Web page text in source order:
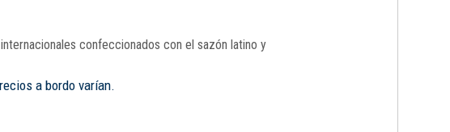
confeccionados con el sazón latino y
a bordo varían.